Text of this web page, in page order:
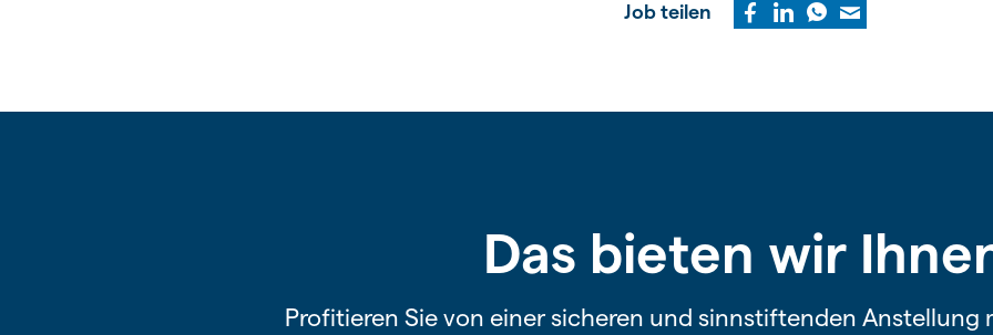
Job teilen
Das bieten wir
Profitieren Sie von einer sicheren und sinnstiftenden Anstellung